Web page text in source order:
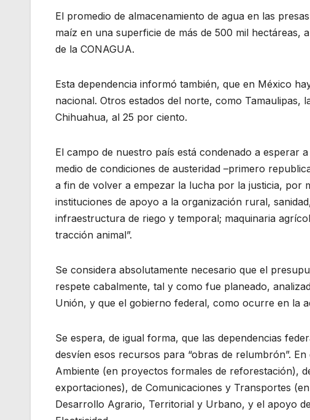
El promedio de almacenamiento de agua en las
maíz en una superficie de más de 500 mil hectáreas,
de la CONAGUA.
Esta dependencia informó también, que en México
nacional. Otros estados del norte, como
Chihuahua, al 25 por ciento.
El campo de nuestro país está condenado a esperar
medio de condiciones de austeridad –primero
a fin de volver a empezar la lucha por la justicia, por
instituciones de apoyo a la organización rural,
infraestructura de riego y temporal; maquinaria
tracción animal”.
Se considera absolutamente necesario que el
respete cabalmente, tal y como fue planeado,
Unión, y que el gobierno federal, como ocurre en la
Se espera, de igual forma, que las dependencias
desvíen esos recursos para “obras de relumbrón”.
Ambiente (en proyectos formales de reforestación),
exportaciones), de Comunicaciones y Transportes
Desarrollo Agrario, Territorial y Urbano, y el apoyo